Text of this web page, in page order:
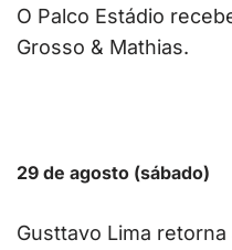
O Palco Estádio
Grosso & Mathias.
29 de agosto (sábado)
Gusttavo Lima